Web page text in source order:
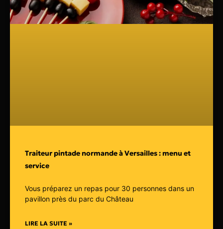
Traiteur pintade normande à Versailles : menu et
service
Vous préparez un repas pour 30 personnes dans un
pavillon près du parc du Château
LIRE LA SUITE »